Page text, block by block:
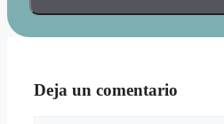
Deja un comentario